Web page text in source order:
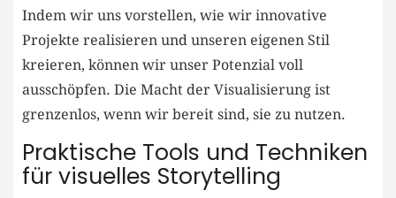
Indem wir⁢ uns vorstellen, wie wir innovative
Projekte realisieren ⁤und unseren​ eigenen Stil
‌kreieren, können wir unser Potenzial⁣ voll
ausschöpfen. Die Macht ⁢der Visualisierung ist
grenzenlos, wenn ‌wir ⁣bereit sind, sie zu nutzen.
Praktische Tools und Techniken
für visuelles Storytelling